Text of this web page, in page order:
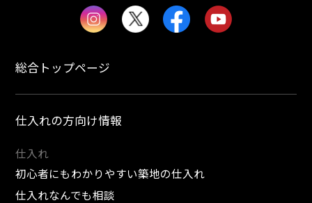
総合トップページ
仕入れの方向け情報
仕入れ
初心者にもわかりやすい築地の仕入れ
仕入れなんでも相談